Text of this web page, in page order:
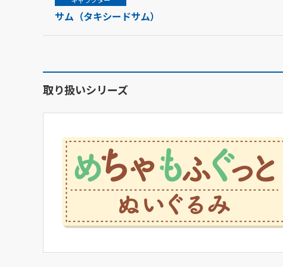
サム（タキシードサム）
取り扱いシリーズ